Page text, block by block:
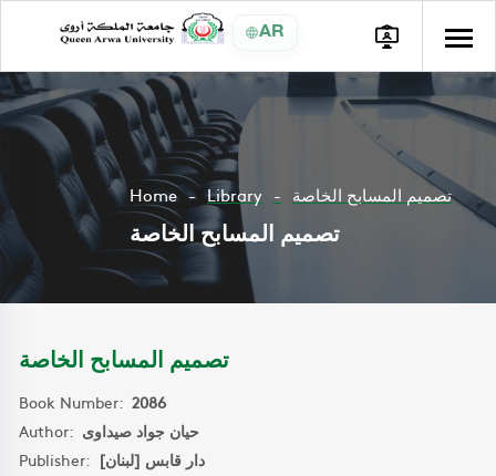
AR
Home Library تصميم المسابح الخاصة
تصميم المسابح الخاصة
تصميم المسابح الخاصة
Book Number: 2086
Author: حيان جواد صيداوى
Publisher: دار قابس [لبنان]